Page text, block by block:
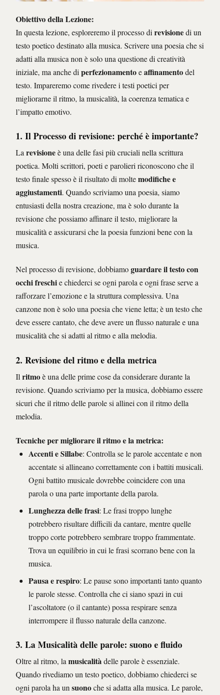
Obiettivo della Lezione:
In questa lezione, esploreremo il processo di revisionedi un
testo poetico destinato alla musica. Scrivere una poesia che si
adatti alla musica non è solo una questione di creatività
iniziale, ma anche di perfezionamentoeaffinamentodel
testo. Impareremo come rivedere i testi poetici per
migliorarne il ritmo, la musicalità, la coerenza tematica e
l’impatto emotivo.
1. Il Processo di revisione: perché è importante?
La revisioneè una delle fasi più cruciali nella scrittura
poetica. Molti scrittori, poeti e parolieri riconoscono che il
testo finale spesso è il risultato di moltemodifiche e
aggiustamenti. Quando scriviamo una poesia, siamo
entusiasti della nostra creazione, ma è solo durante la
revisione che possiamo affinare il testo, migliorare la
musicalità e assicurarsi che la poesia funzioni bene con la
musica.
Nel processo di revisione, dobbiamoguardare il testo con
occhi freschie chiederci se ogni parola e ogni frase serve a
rafforzare l’emozione e la struttura complessiva. Una
canzone non è solo una poesia che viene letta; è un testo che
deve essere cantato, che deve avere un flusso naturale e una
musicalità che si adatti al ritmo e alla melodia.
2. Revisione del ritmo e della metrica
Il ritmoè una delle prime cose da considerare durante la
revisione. Quando scriviamo per la musica, dobbiamo essere
sicuri che il ritmo delle parole si allinei con il ritmo della
melodia.
Tecniche per migliorare il ritmo e la metrica:
Accenti e Sillabe: Controlla se le parole accentate e non
accentate si allineano correttamente con i battiti musicali.
Ogni battito musicale dovrebbe coincidere con una
parola o una parte importante della parola.
Lunghezza delle frasi: Le frasi troppo lunghe
potrebbero risultare difficili da cantare, mentre quelle
troppo corte potrebbero sembrare troppo frammentate.
Trova un equilibrio in cui le frasi scorrano bene con la
musica.
Pausa e respiro: Le pause sono importanti tanto quanto
le parole stesse. Controlla che ci siano spazi in cui
l’ascoltatore (o il cantante) possa respirare senza
interrompere il flusso naturale della canzone.
3. La Musicalità delle parole: suono e fluido
Oltre al ritmo, lamusicalitàdelle parole è essenziale.
Quando rivediamo un testo poetico, dobbiamo chiederci se
ogni parola ha unsuonoche si adatta alla musica. Le parole,